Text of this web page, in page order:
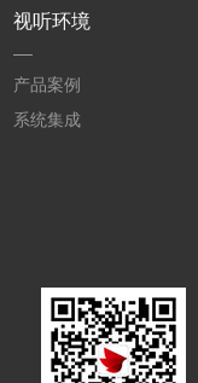
视听环境
产品案例
系统集成